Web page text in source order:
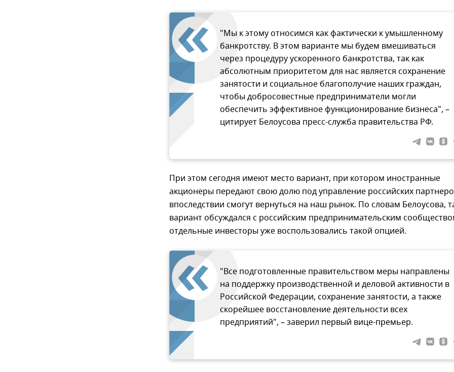
"Мы к этому относимся как фактически к умышленному
банкротству. В этом варианте мы будем вмешиваться
через процедуру ускоренного банкротства, так как
абсолютным приоритетом для нас является сохранение
занятости и социальное благополучие наших граждан,
чтобы добросовестные предприниматели могли
обеспечить эффективное функционирование бизнеса", –
цитирует Белоусова пресс-служба правительства РФ.
При этом сегодня имеют место вариант, при котором иностранные
акционеры передают свою долю под управление российских
впоследствии смогут вернуться на наш рынок. По словам Белоусова,
вариант обсуждался с российским предпринимательским
отдельные инвесторы уже воспользовались такой опцией.
"Все подготовленные правительством меры направлены
на поддержку производственной и деловой активности в
Российской Федерации, сохранение занятости, а также
скорейшее восстановление деятельности всех
предприятий", – заверил первый вице-премьер.